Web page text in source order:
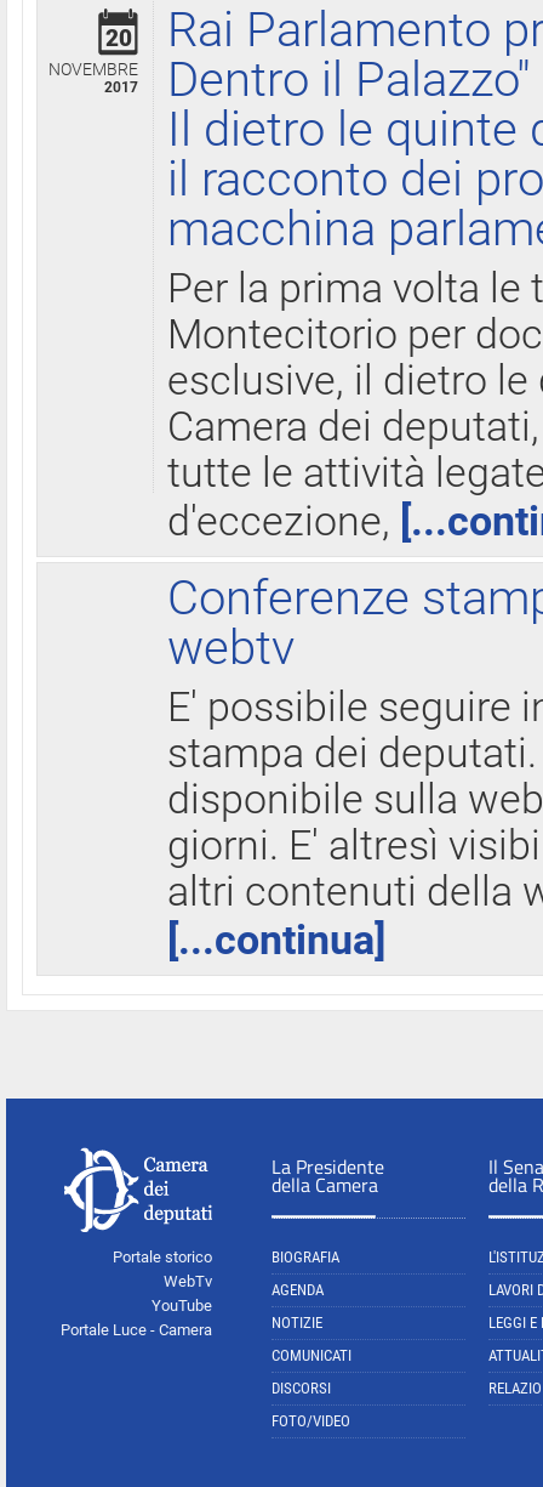
20
NOVEMBRE
2017
Rai Parlamento
Dentro il Palazzo"
Il dietro le quinte
il racconto dei
macchina
Per la prima volta le
Montecitorio per
esclusive, il dietro
Camera dei
tutte le attività
d'eccezione,
Conferenze
webtv
E' possibile seguire
stampa dei
disponibile sulla
giorni. E' altresì
altri contenuti della
[...continua]
Portale storico
WebTv
YouTube
Portale Luce - Camera
La Presidente
della Camera
BIOGRAFIA
AGENDA
NOTIZIE
COMUNICATI
DISCORSI
FOTO/VIDEO
Il
della
LAVORI
LEGGI E